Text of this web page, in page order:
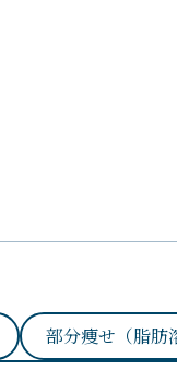
部分痩せ（脂肪